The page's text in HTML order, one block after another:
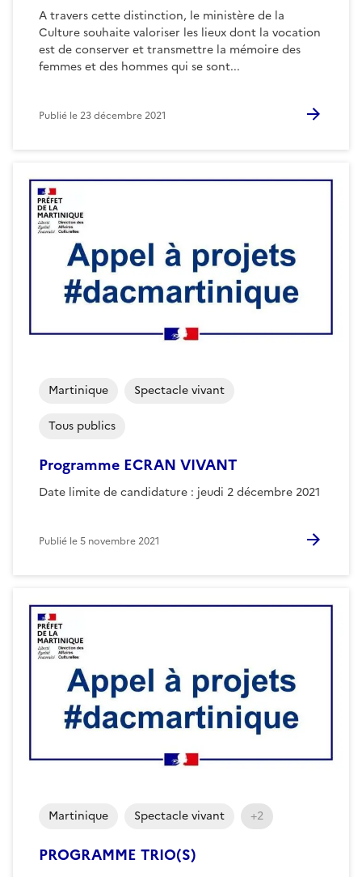
A travers cette distinction, le ministère de la
Culture souhaite valoriser les lieux dont la vocation
est de conserver et transmettre la mémoire des
femmes et des hommes qui se sont...
Publié le23 décembre 2021
Programme ECRAN VIVANT
Date limite de candidature : jeudi 2 décembre 2021
Martinique Spectacle vivant
Tous publics
Publié le5 novembre 2021
PROGRAMME TRIO(S)
Martinique Spectacle vivant +2